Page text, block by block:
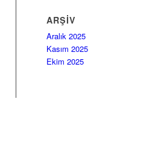
ARŞIV
Aralık 2025
Kasım 2025
Ekim 2025